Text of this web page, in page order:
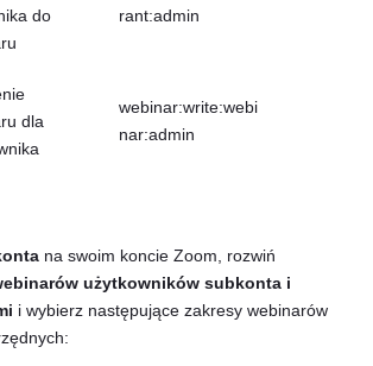
do
rant:admin
dla
webinar:write:webi
nar:admin
na swoim koncie Zoom, rozwiń
użytkowników subkonta i
i wybierz następujące zakresy webinarów